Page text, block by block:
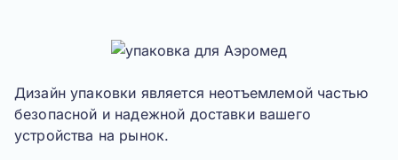
Дизайн упаковки является неотъемлемой частью
безопасной и надежной доставки вашего
устройства на рынок.